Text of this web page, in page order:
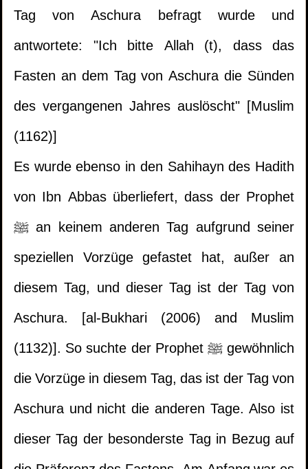
Tag von Aschura befragt wurde und
antwortete: "Ich bitte Allah (t), dass das
Fasten an dem Tag von Aschura die Sünden
des vergangenen Jahres auslöscht" [Muslim
(1162)]
Es wurde ebenso in den Sahihayn des Hadith
von Ibn Abbas überliefert, dass der Prophet
ﷺ an keinem anderen Tag aufgrund seiner
speziellen Vorzüge gefastet hat, außer an
diesem Tag, und dieser Tag ist der Tag von
Aschura. [al-Bukhari (2006) and Muslim
(1132)]. So suchte der Prophet ﷺ gewöhnlich
die Vorzüge in diesem Tag, das ist der Tag von
Aschura und nicht die anderen Tage. Also ist
dieser Tag der besonderste Tag in Bezug auf